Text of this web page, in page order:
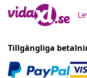
Tillgängliga